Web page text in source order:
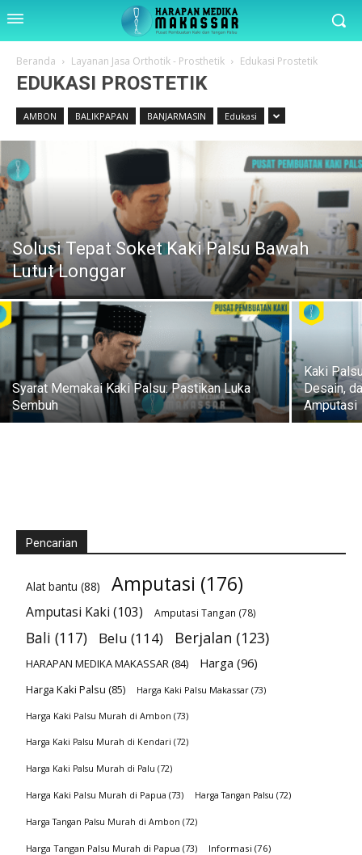
Beranda Layanan Jasa Orthotik - Prosthetik Edukasi Prostetik
EDUKASI PROSTETIK
AMBON BALIKPAPAN BANJARMASIN Edukasi
Solusi Tepat Soket Kaki Palsu Bawah
Lutut Longgar
Syarat Memakai Kaki Palsu: Pastikan Luka
Sembuh
Kaki
Desain,
Amputasi
Pencarian
Alat bantu (88) Amputasi (176)
Amputasi Kaki (103) Amputasi Tangan (78)
Bali (117) Belu (114) Berjalan (123)
HARAPAN MEDIKA MAKASSAR (84) Harga (96)
Harga Kaki Palsu (85) Harga Kaki Palsu Makassar (73)
Harga Kaki Palsu Murah di Ambon (73)
Harga Kaki Palsu Murah di Kendari (72)
Harga Kaki Palsu Murah di Palu (72)
Harga Kaki Palsu Murah di Papua (73) Harga Tangan Palsu (72)
Harga Tangan Palsu Murah di Ambon (72)
Harga Tangan Palsu Murah di Papua (73) Informasi (76)